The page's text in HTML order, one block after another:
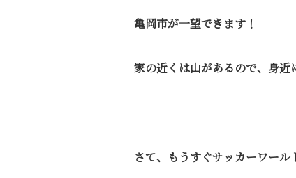
亀岡市が一望できます！
家の近くは山があるので、身近
さて、もうすぐサッカーワール